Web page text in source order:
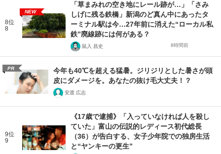
8位
8
NEW
「草まみれの空き地にレール跡が…」「さみ
しげに残る鉄橋」新潟のど真ん中にあったタ
ーミナル駅は今…27年前に消えた“ローカル私
鉄”廃線跡には何がある？
鼠入 昌史 8時間前
PR
今年も40℃を超える猛暑。ジリジリとした暑さが頭
皮にダメージを。あなたの抜け毛大丈夫！？
安渡 広志
9位
9
《17歳で逮捕》「入っていなければ人を殺し
ていた」富山の伝説的レディース初代総長
（36）が告白する、女子少年院での独房生活
と“ヤンキーの更生”